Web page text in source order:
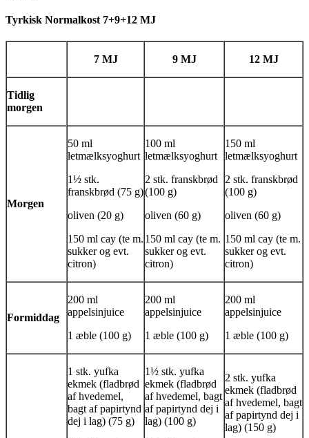
Tyrkisk Normalkost 7+9+12 MJ
7 MJ 9 MJ 12 MJ
Tidlig
morgen
Morgen
50 ml
letmælksyoghurt
1½ stk.
franskbrød (75 g)
oliven (20 g)
150 ml cay (te m.
sukker og evt.
citron)
100 ml
letmælksyoghurt
2 stk. franskbrød
(100 g)
oliven (60 g)
150 ml cay (te m.
sukker og evt.
citron)
150 ml
letmælksyoghurt
2 stk. franskbrød
(100 g)
oliven (60 g)
150 ml cay (te m.
sukker og evt.
citron)
Formiddag
200 ml
appelsinjuice
1 æble (100 g)
200 ml
appelsinjuice
1 æble (100 g)
200 ml
appelsinjuice
1 æble (100 g)
1 stk. yufka
ekmek (fladbrød
af hvedemel,
bagt af papirtynd
dej i lag) (75 g)
1½ stk. yufka
ekmek (fladbrød
af hvedemel, bagt
af papirtynd dej i
lag) (100 g)
2 stk. yufka
ekmek (fladbrød
af hvedemel, bagt
af papirtynd dej i
lag) (150 g)